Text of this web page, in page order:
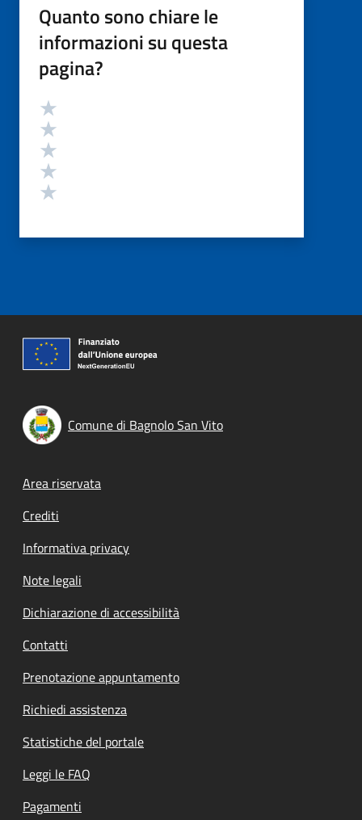
Quanto sono chiare le
informazioni su questa
pagina?
Valutazione
Comune di Bagnolo San Vito
Footer menu
Area riservata
Crediti
Informativa privacy
Note legali
Dichiarazione di accessibilità
Contatti
Prenotazione appuntamento
Richiedi assistenza
Statistiche del portale
Leggi le FAQ
Pagamenti